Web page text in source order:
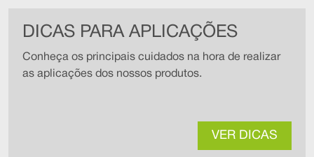
DICAS PARA APLICAÇÕES
Conheça os principais cuidados na hora de realizar
as aplicações dos nossos produtos.
VER DICAS